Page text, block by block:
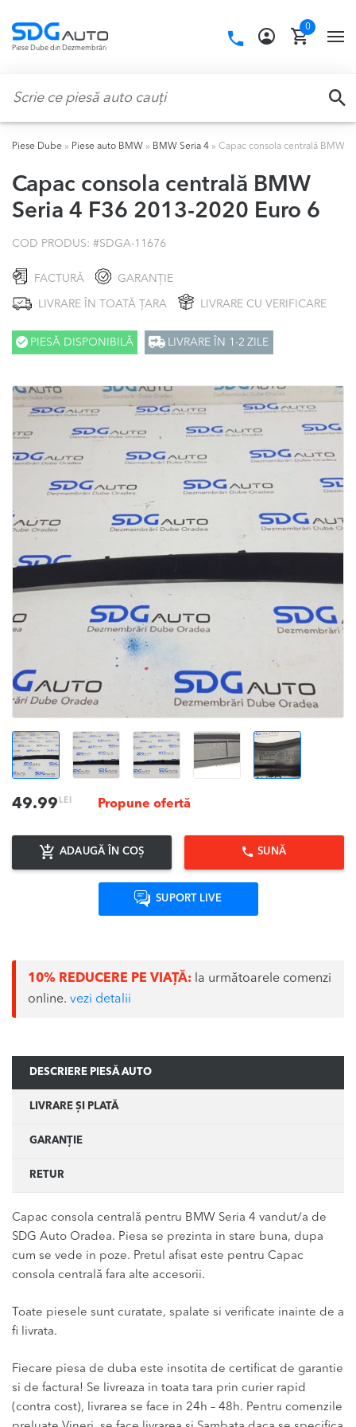
navigation
content
Piese Dube din Dezmembrări
Call
0
Piese Dube » Piese auto BMW » BMW Seria 4 » Capac consola centrală BMW
Capac consola centrală BMW
Seria 4 F36 2013-2020 Euro 6
COD PRODUS: #SDGA-11676
FACTURĂ GARANȚIE
LIVRARE ÎN TOATĂ ȚARA LIVRARE CU VERIFICARE
PIESĂ DISPONIBILĂ LIVRARE ÎN 1-2 ZILE
49.99 LEI Propune ofertă
ADAUGĂ ÎN COȘ SUNĂ
SUPORT LIVE
10% REDUCERE PE VIAȚĂ: la următoarele comenzi
online. vezi detalii
DESCRIERE PIESĂ AUTO
LIVRARE ȘI PLATĂ
GARANȚIE
RETUR
Capac consola centrală pentru BMW Seria 4 vandut/a de
SDG Auto Oradea. Piesa se prezinta in stare buna, dupa
cum se vede in poze. Pretul afisat este pentru Capac
consola centrală fara alte accesorii.
Toate piesele sunt curatate, spalate si verificate inainte de a
fi livrata.
Fiecare piesa de duba este insotita de certificat de garantie
si de factura! Se livreaza in toata tara prin curier rapid
(contra cost), livrarea se face in 24h – 48h. Pentru comenzile